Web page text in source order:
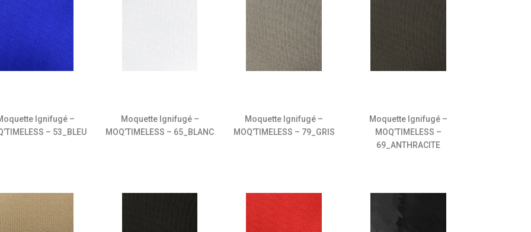
Ignifugé –
– 53_BLEU
Moquette Ignifugé –
MOQ’TIMELESS – 65_BLANC
Moquette Ignifugé –
MOQ’TIMELESS – 79_GRIS
Moquette Ignifugé –
MOQ’TIMELESS –
69_ANTHRACITE